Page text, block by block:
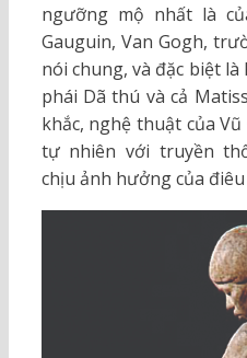
ngưỡng mộ nhất là
Gauguin, Van Gogh,
nói chung, và đặc biệt
phái Dã thú và cả
khắc, nghệ thuật của
tự nhiên với truyền
chịu ảnh hưởng của